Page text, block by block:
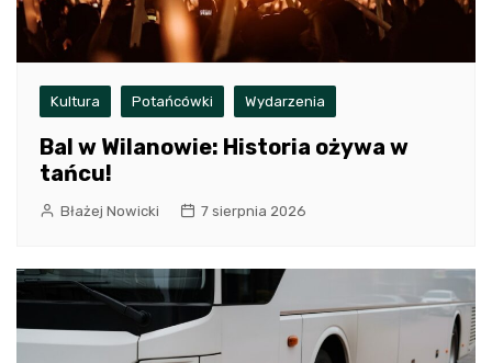
Kultura Potańcówki Wydarzenia
Bal w Wilanowie: Historia ożywa w
tańcu!
Błażej Nowicki 7 sierpnia 2026